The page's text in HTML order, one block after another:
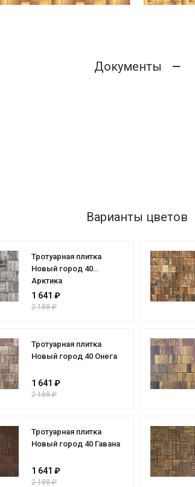
Документы
Варианты цветов
Тротуарная плитка
Новый город 40
Арктика
1 641 ₽
2 188 ₽
Тротуарная плитка
Новый город 40 Онега
1 641 ₽
2 188 ₽
Тротуарная плитка
Новый город 40 Гавана
1 641 ₽
2 188 ₽